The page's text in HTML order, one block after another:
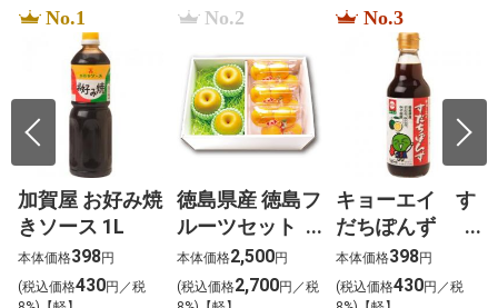
No.1
加賀屋 お好み焼
きソース 1L
本体価格398円
(税込価格430円／税
No.2
徳島県産 徳島フ
ルーツセット
恵（めぐみ）
本体価格2,500円
(税込価格2,700円／税
No.3
キョーエイ す
だちぽんず
360ml
本体価格398円
(税込価格430円／税